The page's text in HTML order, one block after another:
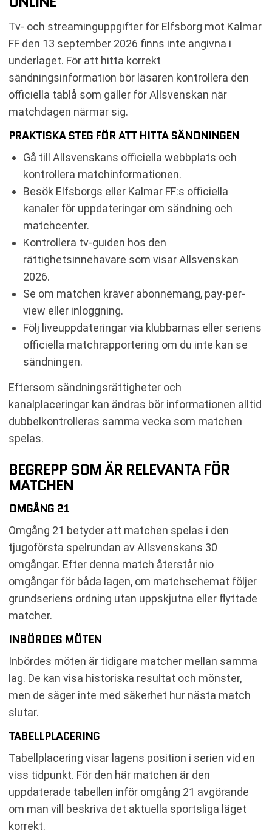
Tv- och streaminguppgifter för Elfsborg mot Kalmar
FF den 13 september 2026 finns inte angivna i
underlaget. För att hitta korrekt
sändningsinformation bör läsaren kontrollera den
officiella tablå som gäller för Allsvenskan när
matchdagen närmar sig.
PRAKTISKA STEG FÖR ATT HITTA SÄNDNINGEN
Gå till Allsvenskans officiella webbplats och
kontrollera matchinformationen.
Besök Elfsborgs eller Kalmar FF:s officiella
kanaler för uppdateringar om sändning och
matchcenter.
Kontrollera tv-guiden hos den
rättighetsinnehavare som visar Allsvenskan
2026.
Se om matchen kräver abonnemang, pay-per-
view eller inloggning.
Följ liveuppdateringar via klubbarnas eller seriens
officiella matchrapportering om du inte kan se
sändningen.
Eftersom sändningsrättigheter och
kanalplaceringar kan ändras bör informationen alltid
dubbelkontrolleras samma vecka som matchen
spelas.
BEGREPP SOM ÄR RELEVANTA FÖR
MATCHEN
OMGÅNG 21
Omgång 21 betyder att matchen spelas i den
tjugoförsta spelrundan av Allsvenskans 30
omgångar. Efter denna match återstår nio
omgångar för båda lagen, om matchschemat följer
grundseriens ordning utan uppskjutna eller flyttade
matcher.
INBÖRDES MÖTEN
Inbördes möten är tidigare matcher mellan samma
lag. De kan visa historiska resultat och mönster,
men de säger inte med säkerhet hur nästa match
slutar.
TABELLPLACERING
Tabellplacering visar lagens position i serien vid en
viss tidpunkt. För den här matchen är den
uppdaterade tabellen inför omgång 21 avgörande
om man vill beskriva det aktuella sportsliga läget
korrekt.